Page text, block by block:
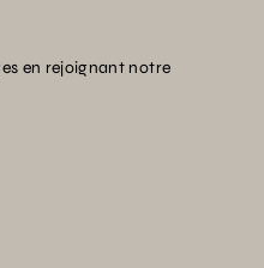
en rejoignant notre